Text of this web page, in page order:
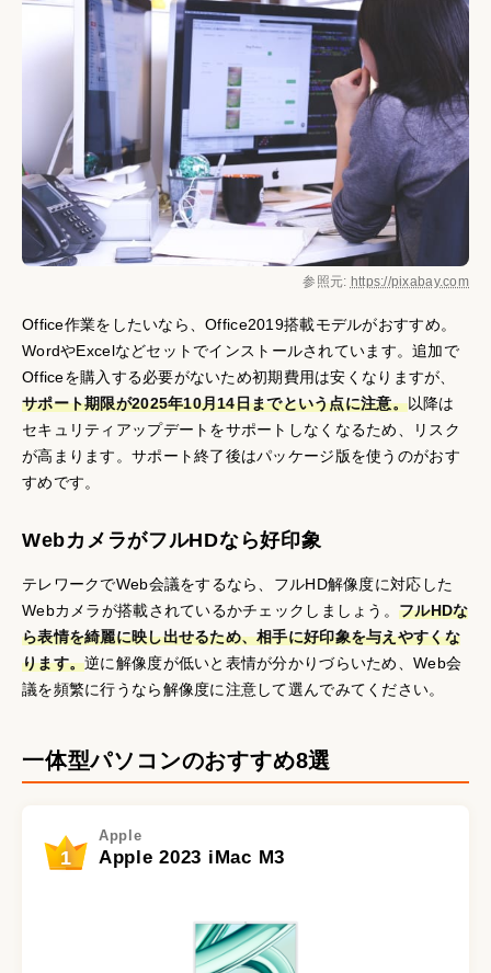
参照元: https://pixabay.com
Office作業をしたいなら、Office2019搭載モデルがおすすめ。
WordやExcelなどセットでインストールされています。追加で
Officeを購入する必要がないため初期費用は安くなりますが、
サポート期限が2025年10月14日までという点に注意。以降は
セキュリティアップデートをサポートしなくなるため、リスク
が高まります。サポート終了後はパッケージ版を使うのがおす
すめです。
WebカメラがフルHDなら好印象
テレワークでWeb会議をするなら、フルHD解像度に対応した
Webカメラが搭載されているかチェックしましょう。 フルHDな
ら表情を綺麗に映し出せるため、相手に好印象を与えやすくな
ります。逆に解像度が低いと表情が分かりづらいため、Web会
議を頻繁に行うなら解像度に注意して選んでみてください。
一体型パソコンのおすすめ8選
1
Apple
Apple 2023 iMac M3